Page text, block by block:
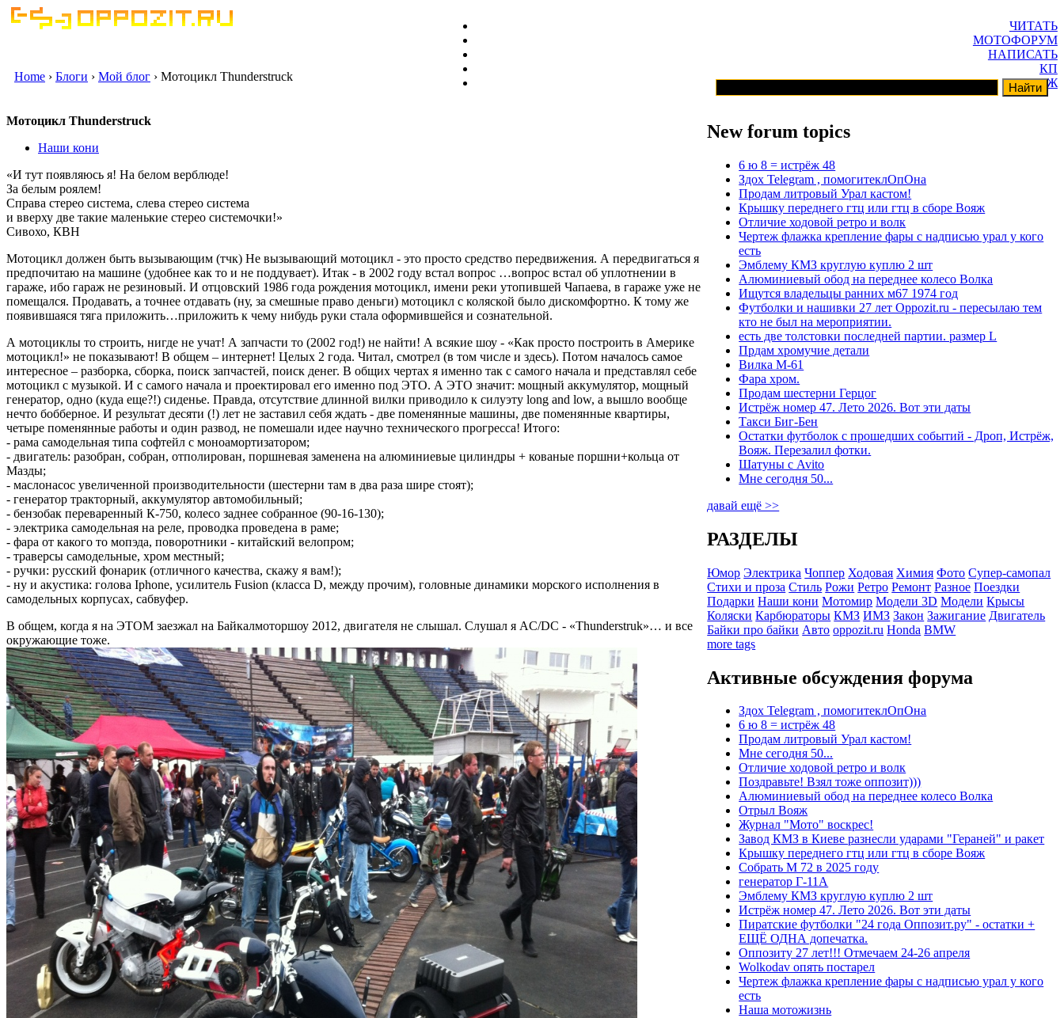
ЧИТАТЬ
МОТОФОРУМ
НАПИСАТЬ
КП
ГАРАЖ
Home › Блоги › Мой блог › Мотоцикл Thunderstruck
Мотоцикл Thunderstruck
Наши кони
«И тут появляюсь я! На белом верблюде!
За белым роялем!
Справа стерео система, слева стерео система
и вверху две такие маленькие стерео системочки!»
Сивохо, КВН
Мотоцикл должен быть вызывающим (тчк) Не вызывающий мотоцикл - это просто средство передвижения. А передвигаться я
предпочитаю на машине (удобнее как то и не поддувает). Итак - в 2002 году встал вопрос …вопрос встал об уплотнении в
гараже, ибо гараж не резиновый. И отцовский 1986 года рождения мотоцикл, имени реки утопившей Чапаева, в гараже уже не
помещался. Продавать, а точнее отдавать (ну, за смешные право деньги) мотоцикл с коляской было дискомфортно. К тому же
появившаяся тяга приложить…приложить к чему нибудь руки стала оформившейся и сознательной.
А мотоциклы то строить, нигде не учат! А запчасти то (2002 год!) не найти! А всякие шоу - «Как просто построить в Америке
мотоцикл!» не показывают! В общем – интернет! Целых 2 года. Читал, смотрел (в том числе и здесь). Потом началось самое
интересное – разборка, сборка, поиск запчастей, поиск денег. В общих чертах я именно так с самого начала и представлял себе
мотоцикл с музыкой. И с самого начала и проектировал его именно под ЭТО. А ЭТО значит: мощный аккумулятор, мощный
генератор, одно (куда еще?!) сиденье. Правда, отсутствие длинной вилки приводило к силуэту long and low, а вышло вообще
нечто бобберное. И результат десяти (!) лет не заставил себя ждать - две поменянные машины, две поменянные квартиры,
четыре поменянные работы и один развод, не помешали идее научно технического прогресса! Итого:
- рама самодельная типа софтейл с моноамортизатором;
- двигатель: разобран, собран, отполирован, поршневая заменена на алюминиевые цилиндры + кованые поршни+кольца от
Мазды;
- маслонасос увеличенной производительности (шестерни там в два раза шире стоят);
- генератор тракторный, аккумулятор автомобильный;
- бензобак переваренный К-750, колесо заднее собранное (90-16-130);
- электрика самодельная на реле, проводка проведена в раме;
- фара от какого то мопэда, поворотники - китайский велопром;
- траверсы самодельные, хром местный;
- ручки: русский фонарик (отличного качества, скажу я вам!);
- ну и акустика: голова Iphone, усилитель Fusion (класса D, между прочим), головные динамики морского исполнения в
самодельных корпусах, сабвуфер.
В общем, когда я на ЭТОМ заезжал на Байкалмоторшоу 2012, двигателя не слышал. Слушал я AC/DC - «Thunderstruk»… и все
окружающие тоже.
New forum topics
6 ю 8 = истрёж 48
Здох Telegram , помогитеклОпОна
Продам литровый Урал кастом!
Крышку переднего гтц или гтц в сборе Вояж
Отличие ходовой ретро и волк
Чертеж флажка крепление фары с надписью урал у кого
есть
Эмблему КМЗ круглую куплю 2 шт
Алюминиевый обод на переднее колесо Волка
Ищутся владельцы ранних м67 1974 год
Футболки и нашивки 27 лет Oppozit.ru - пересылаю тем
кто не был на мероприятии.
есть две толстовки последней партии. размер L
Прдам хромучие детали
Вилка М-61
Фара хром.
Продам шестерни Герцог
Истрёж номер 47. Лето 2026. Вот эти даты
Такси Биг-Бен
Остатки футболок с прошедших событий - Дроп, Истрёж,
Вояж. Перезалил фотки.
Шатуны с Avito
Мне сегодня 50...
давай ещё >>
РАЗДЕЛЫ
Юмор Электрика Чоппер Ходовая Химия Фото Супер-самопал
Стихи и проза Стиль Рожи Ретро Ремонт Разное Поездки
Подарки Наши кони Мотомир Модели 3D Модели Крысы
Коляски Карбюраторы КМЗ ИМЗ Закон Зажигание Двигатель
Байки про байки Авто oppozit.ru Honda BMW
more tags
Активные обсуждения форума
Здох Telegram , помогитеклОпОна
6 ю 8 = истрёж 48
Продам литровый Урал кастом!
Мне сегодня 50...
Отличие ходовой ретро и волк
Поздравьте! Взял тоже оппозит)))
Алюминиевый обод на переднее колесо Волка
Отрыл Вояж
Журнал "Мото" воскрес!
Завод КМЗ в Киеве разнесли ударами "Гераней" и ракет
Крышку переднего гтц или гтц в сборе Вояж
Собрать М 72 в 2025 году
генератор Г-11А
Эмблему КМЗ круглую куплю 2 шт
Истрёж номер 47. Лето 2026. Вот эти даты
Пиратские футболки "24 года Оппозит.ру" - остатки +
ЕЩЁ ОДНА допечатка.
Оппозиту 27 лет!!! Отмечаем 24-26 апреля
Wolkodav опять постарел
Чертеж флажка крепление фары с надписью урал у кого
есть
Наша мотожизнь